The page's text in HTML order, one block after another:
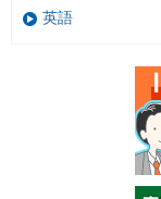
英語